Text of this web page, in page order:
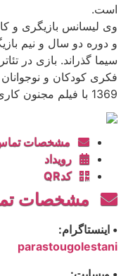
است.
وی لیسانس بازیگری و
و دوره دو سال و نیم
فکری کودکان و
1369 با فیلم مجنون کاری از رسول ملاقلی‌پور شروع به کار کرد.
مشخصات
رویداد
کدQR
مشخصات
• اینستاگرام:
parastougolestani